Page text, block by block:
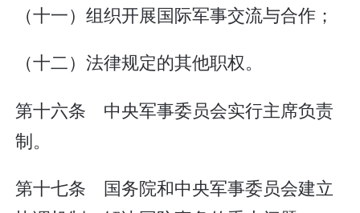
（十一）组织开展国际军事交流与合作；
（十二）法律规定的其他职权。
第十六条 中央军事委员会实行主席负责
制。
第十七条 国务院和中央军事委员会建立